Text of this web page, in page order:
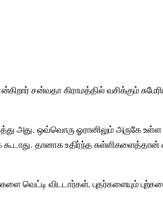
கிராமத்தில் வசிக்கும் சுமேரியா
அது. ஒவ்வொரு ஓரானிலும் அருகே உள்ள
கூடாது. தானாக உதிர்ந்த
விடடார்கள். புதர்களையும்